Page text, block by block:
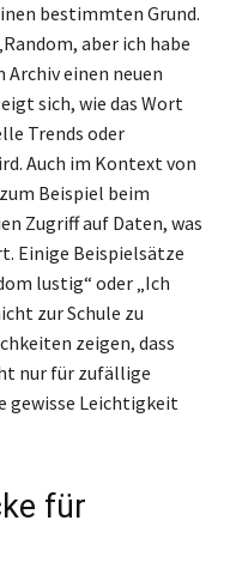
bestimmten Grund.
aber ich habe
Archiv einen neuen
sich, wie das Wort
Trends oder
Auch im Kontext von
Beispiel beim
Zugriff auf Daten, was
Einige Beispielsätze
lustig“ oder „Ich
zur Schule zu
zeigen, dass
nur für zufällige
gewisse Leichtigkeit
für